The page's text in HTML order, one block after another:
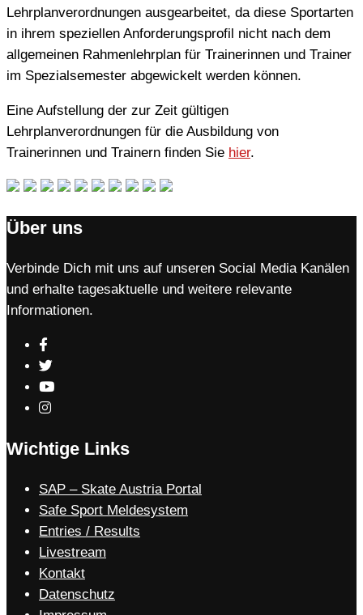
Lehrplanverordnungen ausgearbeitet, da diese Sportarten
in ihrem speziellen Anforderungsprofil nicht nach dem
allgemeinen Rahmenlehrplan für Trainerinnen und Trainer
im Spezialsemester abgewickelt werden können.
Eine Aufstellung der zur Zeit gültigen
Lehrplanverordnungen für die Ausbildung von
Trainerinnen und Trainern finden Sie hier.
Über uns
Verbinde Dich mit uns auf unseren Social Media Kanälen
und erhalte tagesaktuelle und weitere relevante
Informationen.
Wichtige Links
SAP – Skate Austria Portal
Safe Sport Meldesystem
Entries / Results
Livestream
Kontakt
Datenschutz